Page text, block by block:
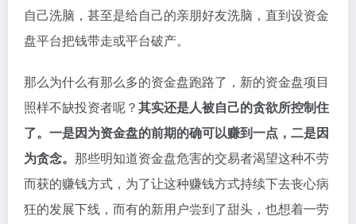
自己洗脑，甚至是给自己的亲朋好友洗脑，直到设资金
盘平台把钱带走或平台破产。
那么为什么有那么多的资金盘跑路了，新的资金盘项目
照样不缺投资者呢？其实还是人被自己的贪欲所控制住
了。一是因为资金盘的前期的确可以赚到一点，二是因
为贪念。 那些明知道资金盘危害的交易者渴望这种不劳
而获的赚钱方式，为了让这种赚钱方式持续下去丧心病
狂的发展下线，而有的新用户尝到了甜头，也想着一劳